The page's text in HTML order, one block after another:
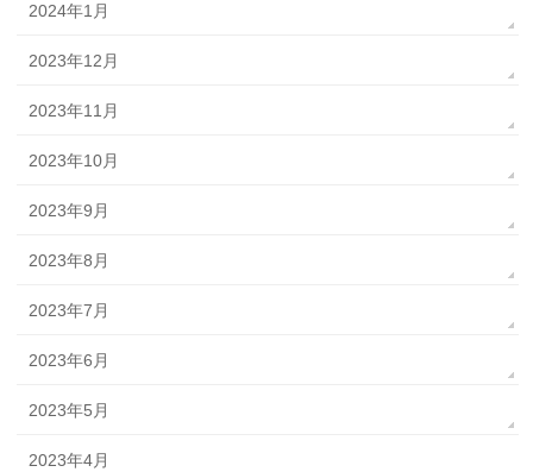
2024年1月
2023年12月
2023年11月
2023年10月
2023年9月
2023年8月
2023年7月
2023年6月
2023年5月
2023年4月